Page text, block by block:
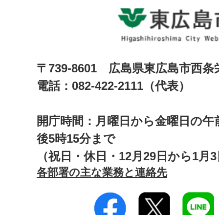
〒739-8601 広島県東広島市西
電話：082-422-2111（代表）
開庁時間：月曜日から金曜日の午
後5時15分まで
（祝日・休日・12月29日から1月
各部署の主な業務と連絡先